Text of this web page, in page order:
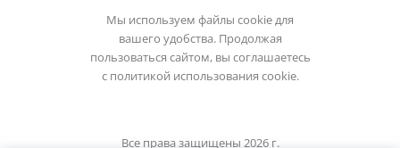
Мы используем файлы cookie для
вашего удобства. Продолжая
пользоваться сайтом, вы соглашаетесь
с политикой использования cookie.
Все права защищены 2026 г.